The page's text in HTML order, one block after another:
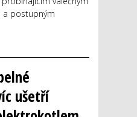
a postupným
ušetří